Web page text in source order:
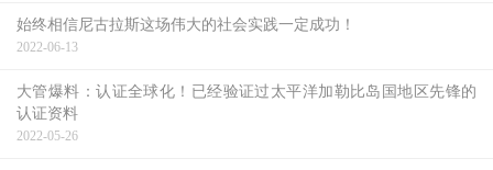
始终相信尼古拉斯这场伟大的社会实践一定成功！
2022-06-13
大管爆料：认证全球化！已经验证过太平洋加勒比岛国地区先锋的
认证资料
2022-05-26